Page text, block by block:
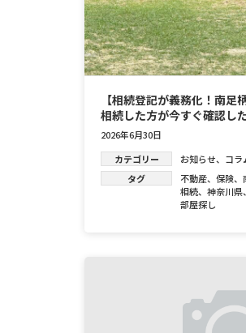
【相続登記が義務化！南足
相続した方が今すぐ確認し
2026年6月30日
カテゴリー
お知らせ、 コラ
タグ
不動産、 保険、
相続、 神奈川県、
部屋探し